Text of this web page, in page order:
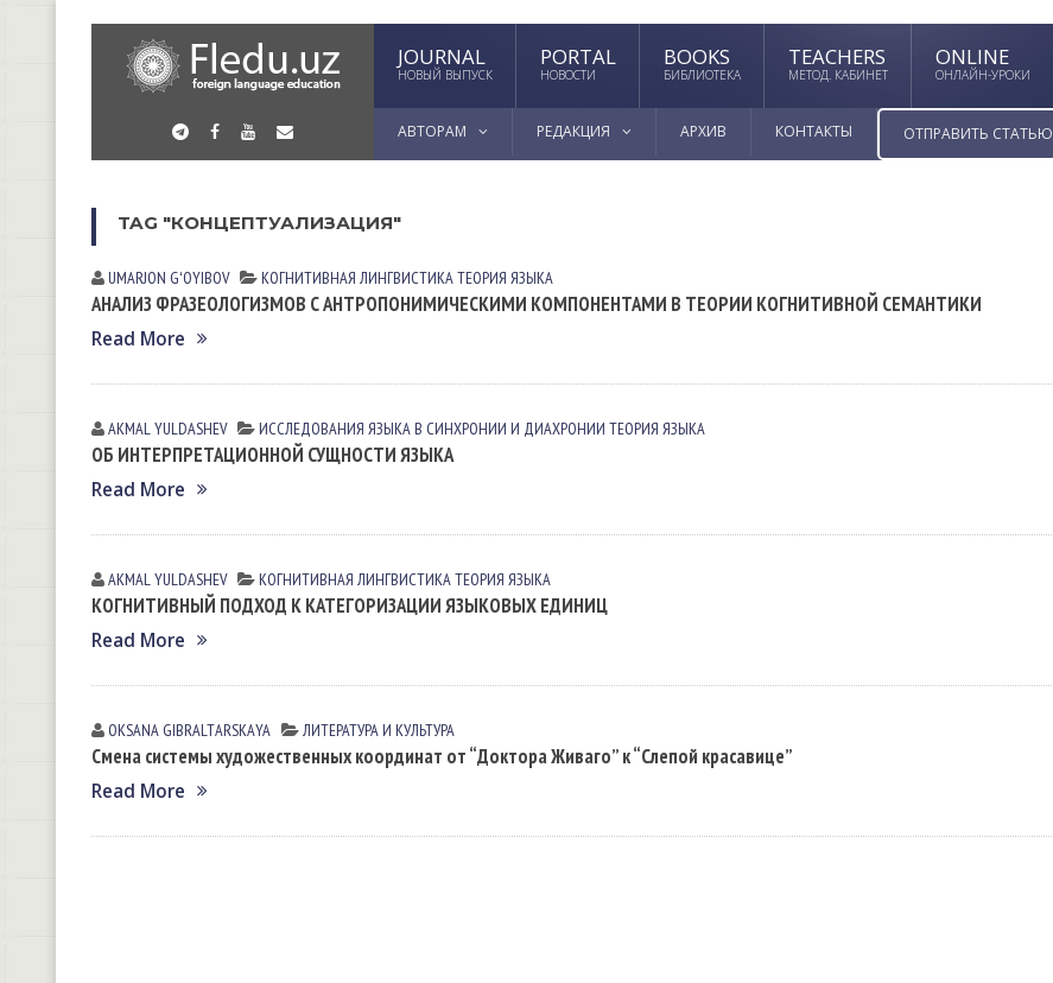
JOURNAL
НОВЫЙ ВЫПУСК
PORTAL
НОВОСТИ
BOOKS
БИБЛИОТЕКА
TEACHERS
МЕТОД. КАБИНЕТ
ONLINE
ОНЛАЙН-УРОКИ
АВТОРАМ РЕДАКЦИЯ АРХИВ КОНТАКТЫ ОТПРАВИТЬ СТАТЬЮ
TAG "КОНЦЕПТУАЛИЗАЦИЯ"
UMARJON GʻOYIBOV КОГНИТИВНАЯ ЛИНГВИСТИКАТЕОРИЯ ЯЗЫКА
АНАЛИЗ ФРАЗЕОЛОГИЗМОВ С АНТРОПОНИМИЧЕСКИМИ КОМПОНЕНТАМИ В ТЕОРИИ КОГНИТИВНОЙ СЕМАНТИКИ
Read More
AKMAL YULDASHEV ИССЛЕДОВАНИЯ ЯЗЫКА В СИНХРОНИИ И ДИАХРОНИИ ТЕОРИЯ ЯЗЫКА
ОБ ИНТЕРПРЕТАЦИОННОЙ СУЩНОСТИ ЯЗЫКА
Read More
AKMAL YULDASHEV КОГНИТИВНАЯ ЛИНГВИСТИКАТЕОРИЯ ЯЗЫКА
КОГНИТИВНЫЙ ПОДХОД К КАТЕГОРИЗАЦИИ ЯЗЫКОВЫХ ЕДИНИЦ
Read More
OKSANA GIBRАLTАRSKАYA ЛИТЕРАТУРА И КУЛЬТУРА
Смена системы художественных координат от “Доктора Живаго” к “Слепой красавице”
Read More